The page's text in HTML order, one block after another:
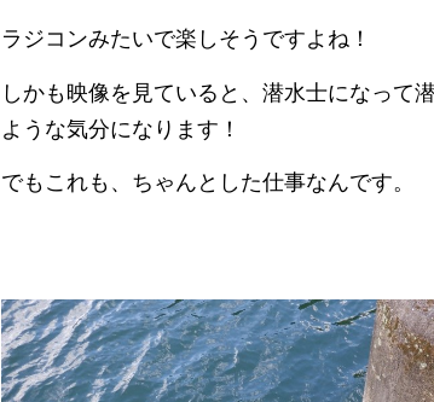
ラジコンみたいで楽しそうですよね！
しかも映像を見ていると、潜水士になって
ような気分になります！
でもこれも、ちゃんとした仕事なんです。